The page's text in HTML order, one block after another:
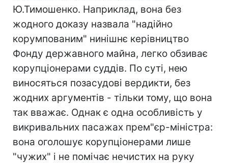
Ю.Тимошенко. Наприклад, вона без
жодного доказу назвала "надійно
корумпованим" нинішнє керівництво
Фонду державного майна, легко обзиває
корупціонерами суддів. По суті, нею
виносяться позасудові вердикти, без
жодних аргументів - тільки тому, що вона
так вважає. Однак є одна особливість у
викривальних пасажах прем"єр-міністра:
вона оголошує корупціонерами лише
"чужих" і не помічає нечистих на руку